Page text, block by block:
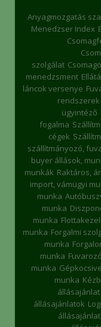
Anyagmozgatás
Menedzser Index
szolgálat
menedzsment
láncok versenye
rendszerek
ügyintéző
fogalma
cégek
szállítmányozó,
buyer állások,
munkák Raktáros,
import, vámügyi
munka
munka
munka
munka Forgalmi
munka
munka
munka
munka
állásajánlat
állásajánlatok